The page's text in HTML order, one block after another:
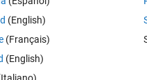
then I need to create a
do I do this?
(English)
(Français)
(English)